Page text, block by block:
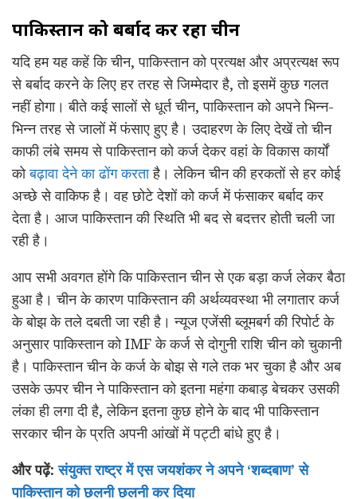
पाकिस्तान को बर्बाद कर रहा चीन
यदि हम यह कहें कि चीन, पाकिस्तान को प्रत्यक्ष और अप्रत्यक्ष रूप
से बर्बाद करने के लिए हर तरह से जिम्मेदार है, तो इसमें कुछ गलत
नहीं होगा। बीते कई सालों से धूर्त चीन, पाकिस्तान को अपने भिन्न-
भिन्न तरह से जालों में फंसाए हुए है। उदाहरण के लिए देखें तो चीन
काफी लंबे समय से पाकिस्तान को कर्ज देकर वहां के विकास कार्यों
कोबढ़ावा देने का ढोंग करताहै। लेकिन चीन की हरकतों से हर कोई
अच्छे से वाकिफ है। वह छोटे देशों को कर्ज में फंसाकर बर्बाद कर
देता है। आज पाकिस्तान की स्थिति भी बद से बदत्तर होती चली जा
रही है।
आप सभी अवगत होंगे कि पाकिस्‍तान चीन से एक बड़ा कर्ज लेकर बैठा
हुआ है। चीन के कारण पाकिस्तान की अर्थव्यवस्था भी लगातार कर्ज
के बोझ के तले दबती जा रही है। न्यूज एजेंसी ब्लूमबर्ग की रिपोर्ट के
अनुसार पाकिस्तान को IMF के कर्ज से दोगुनी राशि चीन को चुकानी
है। पाकिस्तान चीन के कर्ज के बोझ से गले तक भर चुका है और अब
उसके ऊपर चीन ने पाकिस्तान को इतना महंगा कबाड़ बेचकर उसकी
लंका ही लगा दी है, लेकिन इतना कुछ होने के बाद भी पाकिस्तान
सरकार चीन के प्रति अपनी आंखों में पट्टी बांधे हुए है।
और पढ़ें:संयुक्त राष्ट्र में एस जयशंकर ने अपने ‘शब्दबाण’ से
पाकिस्तान को छलनी छलनी कर दिया